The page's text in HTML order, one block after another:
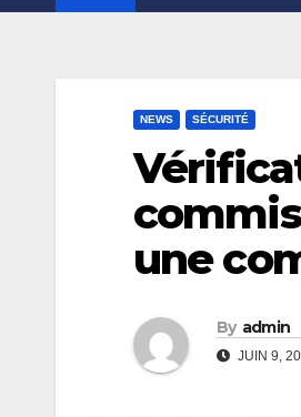
NEWS SÉCURITÉ
une
By admin
JUIN 9,